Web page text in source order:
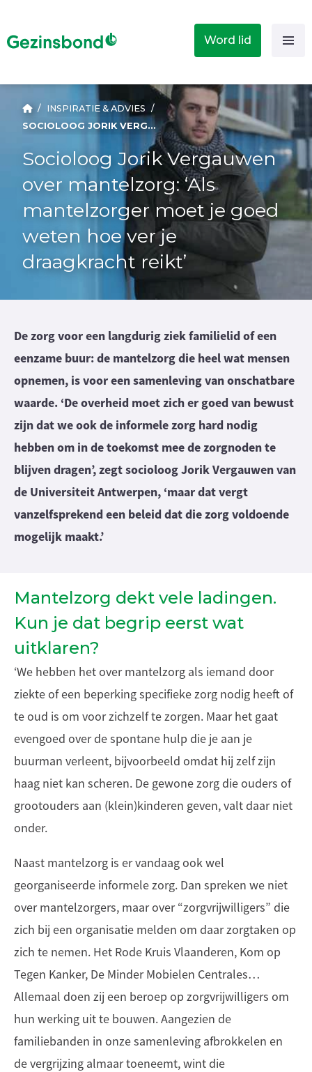
Word lid
/ INSPIRATIE & ADVIES /
SOCIOLOOG JORIK VERGAUWEN OVER MANTELZORG: ‘ALS MANTELZORGER MOET JE GOED WETEN HOE VER JE DRAAGKRACHT REIKT’
Socioloog Jorik Vergauwen
over mantelzorg: ‘Als
mantelzorger moet je goed
weten hoe ver je
draagkracht reikt’
De zorg voor een langdurig ziek familielid of een
eenzame buur: de mantelzorg die heel wat mensen
opnemen, is voor een samenleving van onschatbare
waarde. ‘De overheid moet zich er goed van bewust
zijn dat we ook de informele zorg hard nodig
hebben om in de toekomst mee de zorgnoden te
blijven dragen’, zegt socioloog Jorik Vergauwen van
de Universiteit Antwerpen, ‘maar dat vergt
vanzelfsprekend een beleid dat die zorg voldoende
mogelijk maakt.’
Mantelzorg dekt vele ladingen.
Kun je dat begrip eerst wat
uitklaren?
‘We hebben het over mantelzorg als iemand door
ziekte of een beperking specifieke zorg nodig heeft of
te oud is om voor zichzelf te zorgen. Maar het gaat
evengoed over de spontane hulp die je aan je
buurman verleent, bijvoorbeeld omdat hij zelf zijn
haag niet kan scheren. De gewone zorg die ouders of
grootouders aan (klein)kinderen geven, valt daar niet
onder.
Naast mantelzorg is er vandaag ook wel
georganiseerde informele zorg. Dan spreken we niet
over mantelzorgers, maar over “zorgvrijwilligers” die
zich bij een organisatie melden om daar zorgtaken op
zich te nemen. Het Rode Kruis Vlaanderen, Kom op
Tegen Kanker, De Minder Mobielen Centrales…
Allemaal doen zij een beroep op zorgvrijwilligers om
hun werking uit te bouwen. Aangezien de
familiebanden in onze samenleving afbrokkelen en
de vergrijzing almaar toeneemt, wint die